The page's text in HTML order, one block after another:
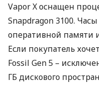
Vapor X оснащен
Snapdragon 3100.
оперативной памяти
Если покупатель
Fossil Gen 5 –
ГБ дискового